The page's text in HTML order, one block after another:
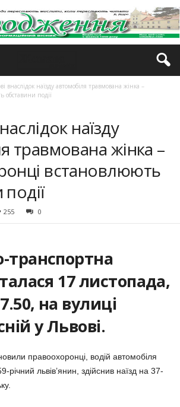
внаслідок наїзду автомобіля травмована жінка –
обставини події
наїзду
травмована жінка –
встановлюють
255 0
17 листопада,
на вулиці
у Львові.
правоохоронці, водій автомобіля
львів’янин, здійснив наїзд на 37-